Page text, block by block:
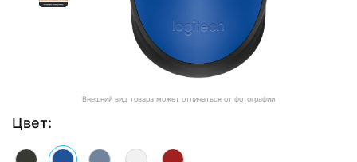
Внешний вид товара может отличаться от фотографии
Цвет: